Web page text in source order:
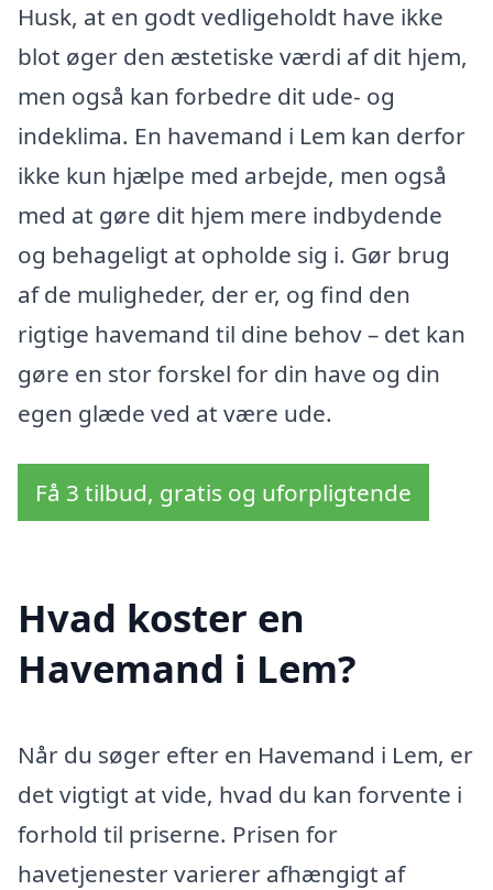
Husk, at en godt vedligeholdt have ikke
blot øger den æstetiske værdi af dit hjem,
men også kan forbedre dit ude- og
indeklima. En havemand i Lem kan derfor
ikke kun hjælpe med arbejde, men også
med at gøre dit hjem mere indbydende
og behageligt at opholde sig i. Gør brug
af de muligheder, der er, og find den
rigtige havemand til dine behov – det kan
gøre en stor forskel for din have og din
egen glæde ved at være ude.
Få 3 tilbud, gratis og uforpligtende
Hvad koster en
Havemand i Lem?
Når du søger efter en Havemand i Lem, er
det vigtigt at vide, hvad du kan forvente i
forhold til priserne. Prisen for
havetjenester varierer afhængigt af